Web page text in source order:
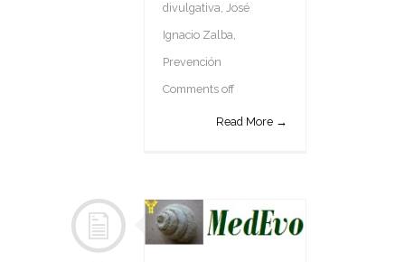
divulgativa, José
Ignacio Zalba,
Prevención
Comments off
Read More →